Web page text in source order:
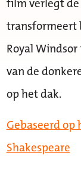
transformeert
Royal
van de
op het dak.
Gebaseerd
Shakespeare